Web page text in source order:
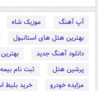
آپ آهنگ موزیک شاه
بهترین هتل های استانبول
دانلود آهنگ جدید
پرشین هتل
ثبت نام
مزایده خودرو
خرید بلیط